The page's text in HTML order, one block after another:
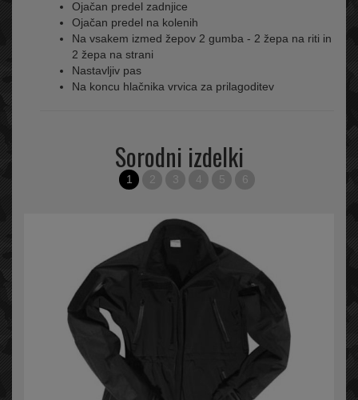
Ojačan predel zadnjice
Ojačan predel na kolenih
Na vsakem izmed žepov 2 gumba - 2 žepa na riti in
2 žepa na strani
Nastavljiv pas
Na koncu hlačnika vrvica za prilagoditev
Sorodni izdelki
1 2 3 4 5 6